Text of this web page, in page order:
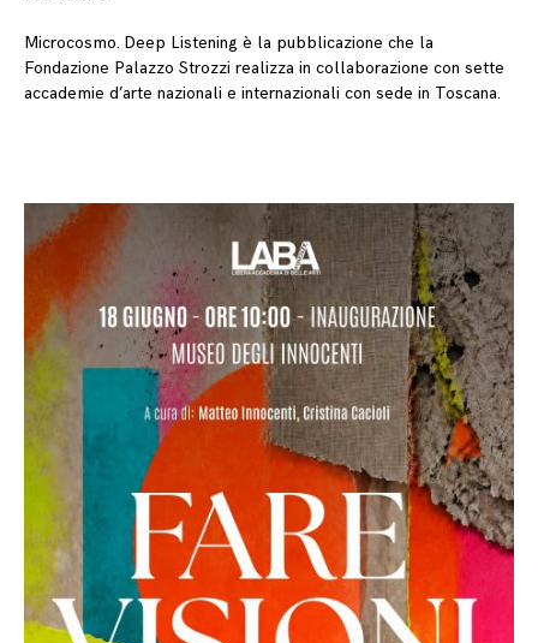
Microcosmo. Deep Listening è la pubblicazione che la
Fondazione Palazzo Strozzi realizza in collaborazione con sette
accademie d’arte nazionali e internazionali con sede in Toscana.